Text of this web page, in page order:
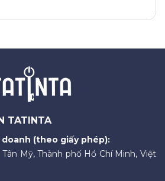
TATINTA
(theo giấy phép):
Mỹ, Thành phố Hồ Chí Minh, Việt